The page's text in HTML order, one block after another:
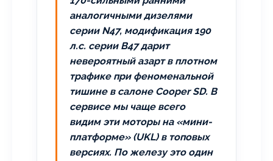
аналогичными дизелями
серии N47, модификация 190
л.с. серии B47 дарит
невероятный азарт в плотном
трафике при феноменальной
тишине в салоне Cooper SD. В
сервисе мы чаще всего
видим эти моторы на «мини-
платформе» (UKL) в топовых
версиях. По железу это один